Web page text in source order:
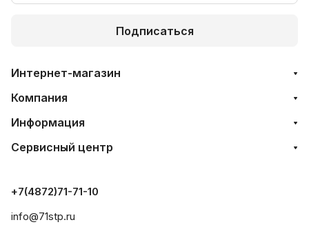
Подписаться
Интернет-магазин
Компания
Информация
Сервисный центр
+7(4872)71-71-10
info@71stp.ru